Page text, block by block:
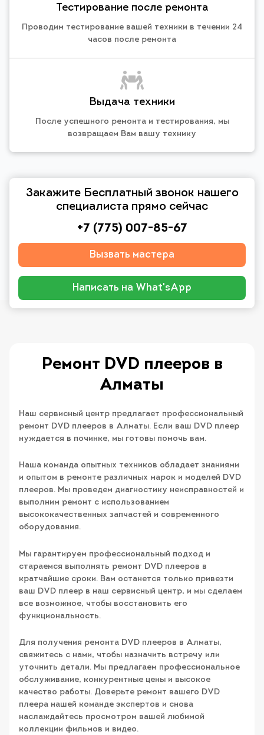
Тестирование после ремонта
Проводим тестирование вашей техники в течении 24
часов после ремонта
Выдача техники
После успешного ремонта и тестирования, мы
возвращаем Вам вашу технику
Закажите Бесплатный звонок нашего
специалиста прямо сейчас
+7 (775) 007-85-67
Вызвать мастера
Написать на What'sApp
Ремонт DVD плееров в
Алматы
Наш сервисный центр предлагает профессиональный
ремонт DVD плееров в Алматы. Если ваш DVD плеер
нуждается в починке, мы готовы помочь вам.
Наша команда опытных техников обладает знаниями
и опытом в ремонте различных марок и моделей DVD
плееров. Мы проведем диагностику неисправностей и
выполним ремонт с использованием
высококачественных запчастей и современного
оборудования.
Мы гарантируем профессиональный подход и
стараемся выполнять ремонт DVD плееров в
кратчайшие сроки. Вам останется только привезти
ваш DVD плеер в наш сервисный центр, и мы сделаем
все возможное, чтобы восстановить его
функциональность.
Для получения ремонта DVD плееров в Алматы,
свяжитесь с нами, чтобы назначить встречу или
уточнить детали. Мы предлагаем профессиональное
обслуживание, конкурентные цены и высокое
качество работы. Доверьте ремонт вашего DVD
плеера нашей команде экспертов и снова
наслаждайтесь просмотром вашей любимой
коллекции фильмов и видео.